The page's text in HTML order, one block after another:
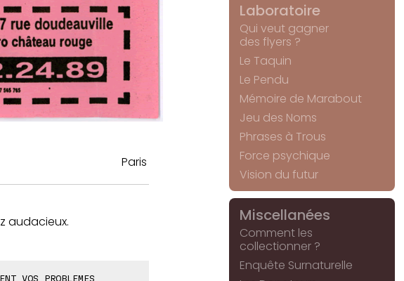
Paris
audacieux.
VOS PROBLEMES
Laboratoire
Qui veut gagner
des flyers ?
Le Taquin
Le Pendu
Mémoire de Marabout
Jeu des Noms
Phrases à Trous
Force psychique
Vision du futur
Miscellanées
Comment les
collectionner ?
Enquête Surnaturelle